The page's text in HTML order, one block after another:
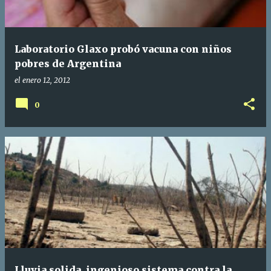
Laboratorio Glaxo probó vacuna con niños
pobres de Argentina
el enero 12, 2012
0